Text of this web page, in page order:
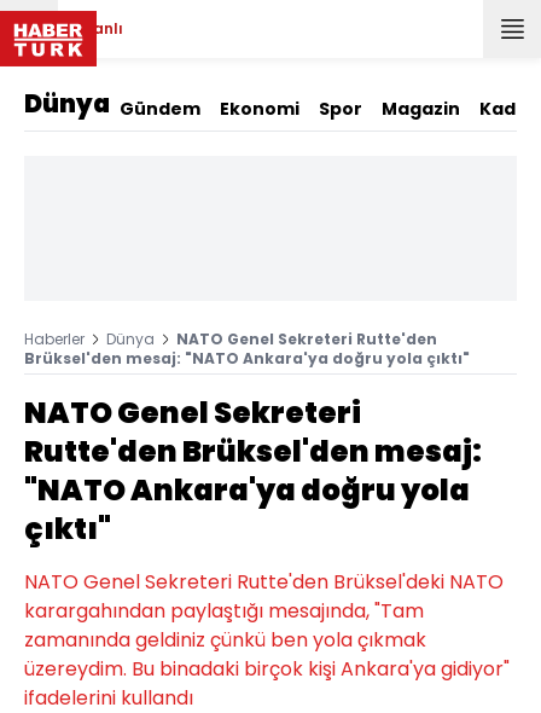
Canlı
Dünya Gündem Ekonomi Spor Magazin Kadın
Haberler Dünya
NATO Genel Sekreteri Rutte'den
Brüksel'den mesaj: "NATO Ankara'ya doğru yola çıktı"
NATO Genel Sekreteri
Rutte'den Brüksel'den mesaj:
"NATO Ankara'ya doğru yola
çıktı"
NATO Genel Sekreteri Rutte'den Brüksel'deki NATO
karargahından paylaştığı mesajında, "Tam
zamanında geldiniz çünkü ben yola çıkmak
üzereydim. Bu binadaki birçok kişi Ankara'ya gidiyor"
ifadelerini kullandı